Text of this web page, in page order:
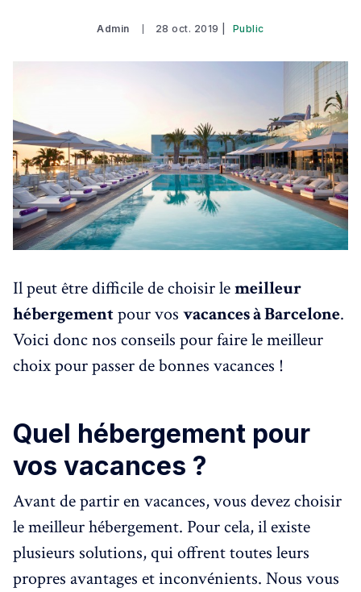
Admin 28 oct. 2019 | Public
Il peut être difficile de choisir lemeilleur
hébergementpour vos vacances à Barcelone.
Voici donc nos conseils pour faire le meilleur
choix pour passer de bonnes vacances !
Quel hébergement pour
vos vacances ?
Avant de partir en vacances, vous devez choisir
le meilleur hébergement. Pour cela, il existe
plusieurs solutions, qui offrent toutes leurs
propres avantages et inconvénients. Nous vous